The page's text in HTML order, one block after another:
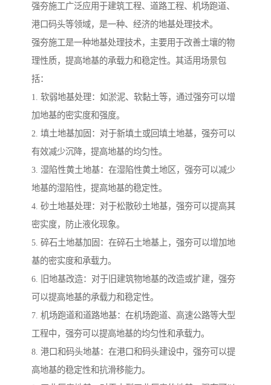
强夯施工广泛应用于建筑工程、道路工程、机场跑道、
港口码头等领域，是一种、经济的地基处理技术。
强夯施工是一种地基处理技术，主要用于改善土壤的物
理性质，提高地基的承载力和稳定性。其适用场景包
括：
1. 软弱地基处理：如淤泥、软黏土等，通过强夯可以增
加地基的密实度和强度。
2. 填土地基加固：对于新填土或回填土地基，强夯可以
有效减少沉降，提高地基的均匀性。
3. 湿陷性黄土地基：在湿陷性黄土地区，强夯可以减少
地基的湿陷性，提高地基的稳定性。
4. 砂土地基处理：对于松散砂土地基，强夯可以提高其
密实度，防止液化现象。
5. 碎石土地基加固：在碎石土地基上，强夯可以增加地
基的密实度和承载力。
6. 旧地基改造：对于旧建筑物地基的改造或扩建，强夯
可以提高地基的承载力和稳定性。
7. 机场跑道和道路地基：在机场跑道、高速公路等大型
工程中，强夯可以提高地基的均匀性和承载力。
8. 港口和码头地基：在港口和码头建设中，强夯可以提
高地基的稳定性和抗滑移能力。